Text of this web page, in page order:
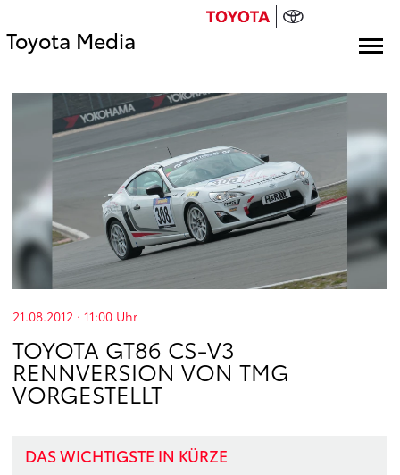
Toyota Media
21.08.2012 · 11:00 Uhr
TOYOTA GT86 CS-V3
RENNVERSION VON TMG
VORGESTELLT
DAS WICHTIGSTE IN KÜRZE